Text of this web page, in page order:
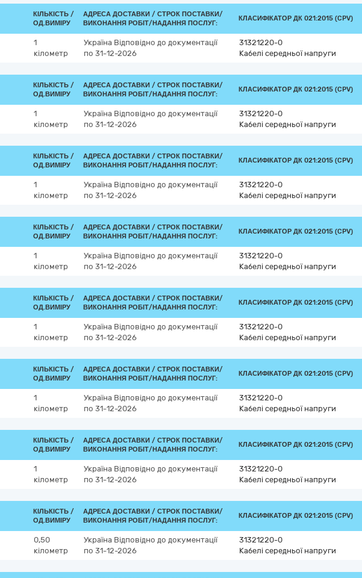
КІЛЬКІСТЬ /
ОД.ВИМІРУ
АДРЕСА ДОСТАВКИ / СТРОК ПОСТАВКИ/
ВИКОНАННЯ РОБІТ/НАДАННЯ ПОСЛУГ:
КЛАСИФІКАТОР ДК 021:2015 (CPV)
1
кілометр
Україна Відповідно до документації
по 31-12-2026
31321220-0
Кабелі середньої напруги
КІЛЬКІСТЬ /
ОД.ВИМІРУ
АДРЕСА ДОСТАВКИ / СТРОК ПОСТАВКИ/
ВИКОНАННЯ РОБІТ/НАДАННЯ ПОСЛУГ:
КЛАСИФІКАТОР ДК 021:2015 (CPV)
1
кілометр
Україна Відповідно до документації
по 31-12-2026
31321220-0
Кабелі середньої напруги
КІЛЬКІСТЬ /
ОД.ВИМІРУ
АДРЕСА ДОСТАВКИ / СТРОК ПОСТАВКИ/
ВИКОНАННЯ РОБІТ/НАДАННЯ ПОСЛУГ:
КЛАСИФІКАТОР ДК 021:2015 (CPV)
1
кілометр
Україна Відповідно до документації
по 31-12-2026
31321220-0
Кабелі середньої напруги
КІЛЬКІСТЬ /
ОД.ВИМІРУ
АДРЕСА ДОСТАВКИ / СТРОК ПОСТАВКИ/
ВИКОНАННЯ РОБІТ/НАДАННЯ ПОСЛУГ:
КЛАСИФІКАТОР ДК 021:2015 (CPV)
1
кілометр
Україна Відповідно до документації
по 31-12-2026
31321220-0
Кабелі середньої напруги
КІЛЬКІСТЬ /
ОД.ВИМІРУ
АДРЕСА ДОСТАВКИ / СТРОК ПОСТАВКИ/
ВИКОНАННЯ РОБІТ/НАДАННЯ ПОСЛУГ:
КЛАСИФІКАТОР ДК 021:2015 (CPV)
1
кілометр
Україна Відповідно до документації
по 31-12-2026
31321220-0
Кабелі середньої напруги
КІЛЬКІСТЬ /
ОД.ВИМІРУ
АДРЕСА ДОСТАВКИ / СТРОК ПОСТАВКИ/
ВИКОНАННЯ РОБІТ/НАДАННЯ ПОСЛУГ:
КЛАСИФІКАТОР ДК 021:2015 (CPV)
1
кілометр
Україна Відповідно до документації
по 31-12-2026
31321220-0
Кабелі середньої напруги
КІЛЬКІСТЬ /
ОД.ВИМІРУ
АДРЕСА ДОСТАВКИ / СТРОК ПОСТАВКИ/
ВИКОНАННЯ РОБІТ/НАДАННЯ ПОСЛУГ:
КЛАСИФІКАТОР ДК 021:2015 (CPV)
1
кілометр
Україна Відповідно до документації
по 31-12-2026
31321220-0
Кабелі середньої напруги
КІЛЬКІСТЬ /
ОД.ВИМІРУ
АДРЕСА ДОСТАВКИ / СТРОК ПОСТАВКИ/
ВИКОНАННЯ РОБІТ/НАДАННЯ ПОСЛУГ:
КЛАСИФІКАТОР ДК 021:2015 (CPV)
0,50
кілометр
Україна Відповідно до документації
по 31-12-2026
31321220-0
Кабелі середньої напруги